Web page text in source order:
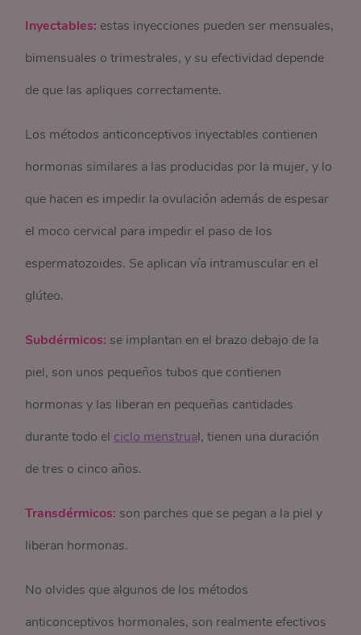
Inyectables: estas inyecciones pueden ser mensuales,
bimensuales o trimestrales, y su efectividad depende
de que las apliques correctamente.
Los métodos anticonceptivos inyectables contienen
hormonas similares a las producidas por la mujer, y lo
que hacen es impedir la ovulación además de espesar
el moco cervical para impedir el paso de los
espermatozoides. Se aplican vía intramuscular en el
glúteo.
Subdérmicos: se implantan en el brazo debajo de la
piel, son unos pequeños tubos que contienen
hormonas y las liberan en pequeñas cantidades
durante todo el ciclo menstrual, tienen una duración
de tres o cinco años.
Transdérmicos: son parches que se pegan a la piel y
liberan hormonas.
No olvides que algunos de los métodos
anticonceptivos hormonales, son realmente efectivos